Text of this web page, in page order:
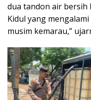
dua tandon air bersih
Kidul yang
musim kemarau,”